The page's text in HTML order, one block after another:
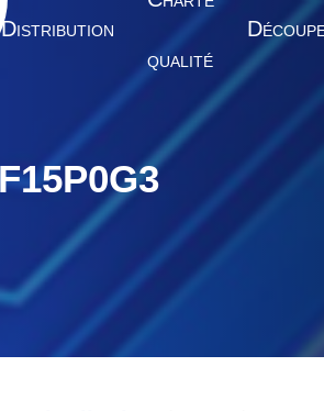
DISTRIBUTION
QUALITÉ
D